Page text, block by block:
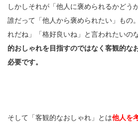
しかしそれが「他人に褒められるかどう
誰だって「他人から褒められたい」もの
れだね」「格好良いね」と言われたいのな
的おしゃれを目指すのではなく客観的な
必要です。
そして「客観的なおしゃれ」とは他人を